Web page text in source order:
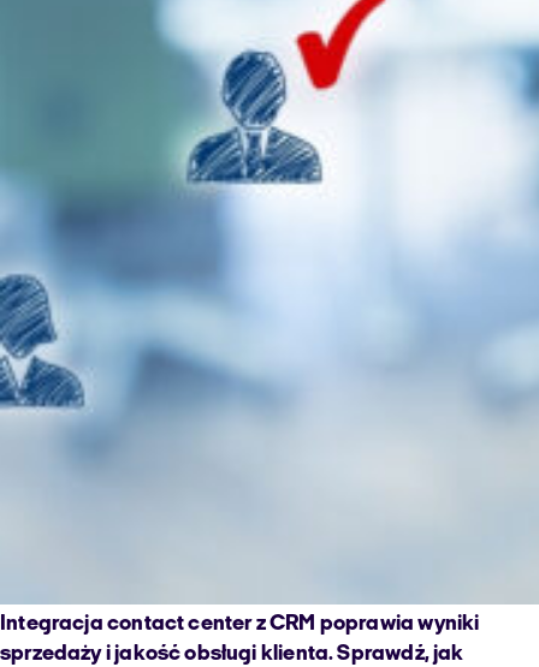
Integracja contact center z CRM poprawia wyniki
sprzedaży i jakość obsługi klienta. Sprawdź, jak